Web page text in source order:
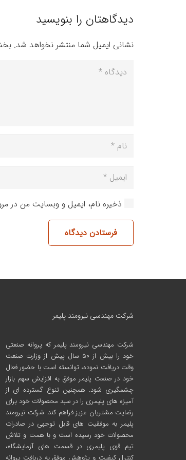
دیدگاهتان را بنویسید
نشانی ایمیل شما منتشر نخواهد شد.
ذخیره نام، ایمیل و وبسایت من در
فرستادن دیدگاه
شرکت مهندسی نیرومند پلیمر
شرکت مهندسی نیرومند پلیمرکه پروانه صنعتی
خود را بیش از ۵۰ سال پیش از وزارت صنعت
وقت دریافت نموده، توانسته است با حضور فعال
خود در صنعت پلیمر موفق به افزایش سهم بازار
چشمگیری شود. همچنین تنوع گسترده ای از
آمیزه های پلیمری را در سبد محصولات خود برای
رضایت مشتریان عزیز فراهم کند. شرکت نیرومند
پلیمر به موفقیت های قابل توجهی در صادرات
محصولات خود رسیده است و با همت و تلاش
تیم قوی پلیمری در قسمت های آزمایشگاه،